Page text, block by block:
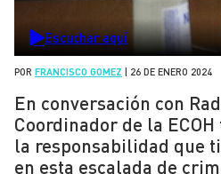
Escuchar aquí
POR FRANCISCO GOMEZ 26 DE ENERO 2024
En conversación con
Coordinador de la
la responsabilidad que
en esta escalada de